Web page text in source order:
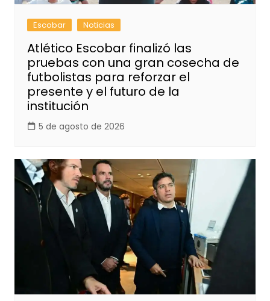
Escobar Noticias
Atlético Escobar finalizó las
pruebas con una gran cosecha de
futbolistas para reforzar el
presente y el futuro de la
institución
5 de agosto de 2026